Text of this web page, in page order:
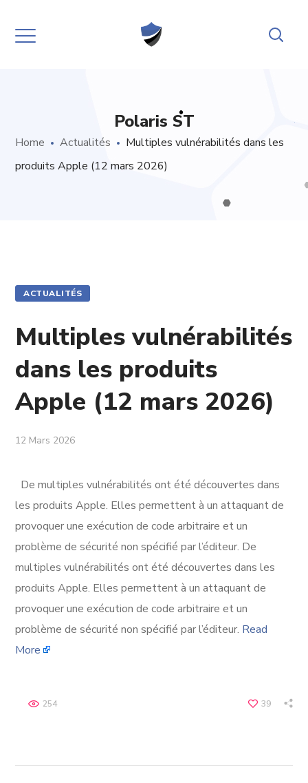
Polaris ST
Home Actualités
Multiples vulnérabilités dans les
produits Apple (12 mars 2026)
ACTUALITÉS
Multiples vulnérabilités
dans les produits
Apple (12 mars 2026)
12 Mars 2026
De multiples vulnérabilités ont été découvertes dans
les produits Apple. Elles permettent à un attaquant de
provoquer une exécution de code arbitraire et un
problème de sécurité non spécifié par l’éditeur. De
multiples vulnérabilités ont été découvertes dans les
produits Apple. Elles permettent à un attaquant de
provoquer une exécution de code arbitraire et un
problème de sécurité non spécifié par l’éditeur. Read
More
39
254